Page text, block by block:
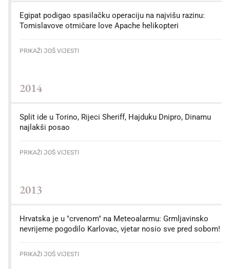
Egipat podigao spasilačku operaciju na najvišu razinu:
Tomislavove otmičare love Apache helikopteri
PRIKAŽI JOŠ VIJESTI
2014
Split ide u Torino, Rijeci Sheriff, Hajduku Dnipro, Dinamu
najlakši posao
PRIKAŽI JOŠ VIJESTI
2013
Hrvatska je u "crvenom" na Meteoalarmu: Grmljavinsko
nevrijeme pogodilo Karlovac, vjetar nosio sve pred sobom!
PRIKAŽI JOŠ VIJESTI